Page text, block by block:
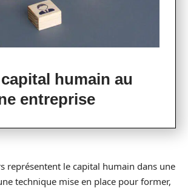
humain au
entreprise
représentent le capital humain dans une
technique mise en place pour former,